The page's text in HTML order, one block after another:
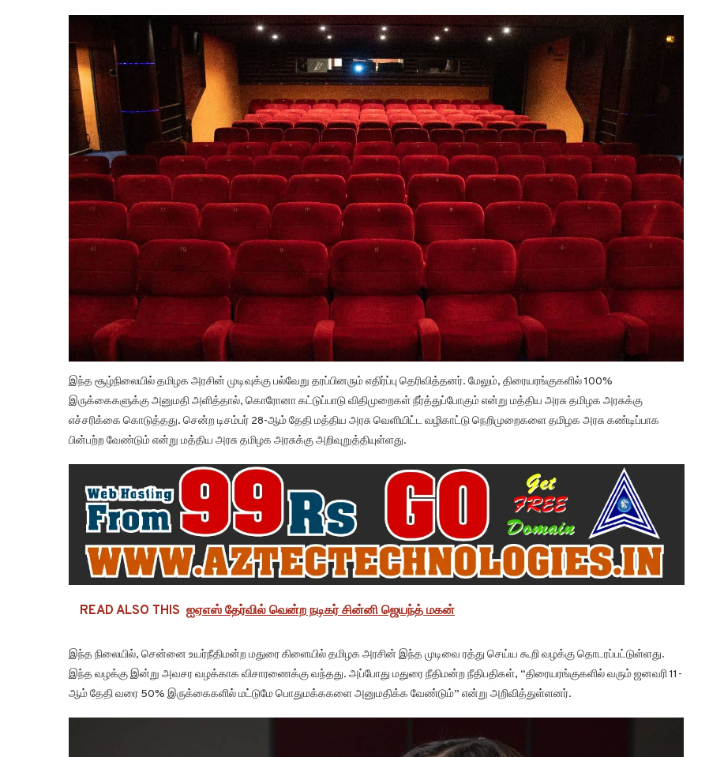
இந்த சூழ்நிலையில் தமிழக அரசின் முடிவுக்கு பல்வேறு தரப்பினரும் எதிர்ப்பு தெரிவித்தனர். மேலும், திரையரங்குகளில் 100%
இருக்கைகளுக்கு அனுமதி அளித்தால், கொரோனா கட்டுப்பாடு விதிமுறைகள் நீர்த்துப்போகும் என்று மத்திய அரசு தமிழக அரசுக்கு
எச்சரிக்கை கொடுத்தது. சென்ற டிசம்பர் 28-ஆம் தேதி மத்திய அரசு வெளியிட்ட வழிகாட்டு நெறிமுறைகளை தமிழக அரசு கண்டிப்பாக
பின்பற்ற வேண்டும் என்று மத்திய அரசு தமிழக அரசுக்கு அறிவுறுத்தியுள்ளது.
READ ALSO THIS ஐஏஎஸ் தேர்வில் வென்ற நடிகர் சின்னி ஜெயந்த் மகன்
இந்த நிலையில், சென்னை உயர்நீதிமன்ற மதுரை கிளையில் தமிழக அரசின் இந்த முடிவை ரத்து செய்ய கூறி வழக்கு தொடரப்பட்டுள்ளது.
இந்த வழக்கு இன்று அவசர வழக்காக விசாரணைக்கு வந்தது. அப்போது மதுரை நீதிமன்ற நீதிபதிகள், “திரையரங்குகளில் வரும் ஜனவரி 11-
ஆம் தேதி வரை 50% இருக்கைகளில் மட்டுமே பொதுமக்ககளை அனுமதிக்க வேண்டும்” என்று அறிவித்துள்ளனர்.